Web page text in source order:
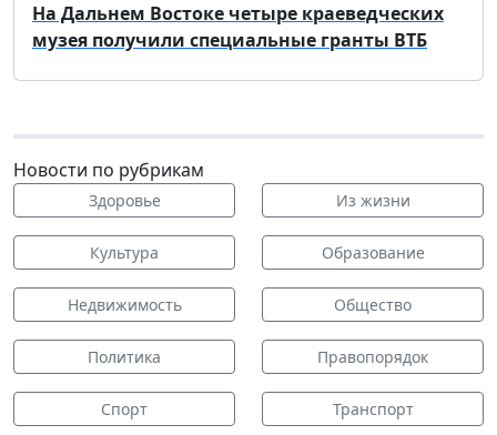
На Дальнем Востоке четыре краеведческих
музея получили специальные гранты ВТБ
Новости по рубрикам
Здоровье Из жизни
Культура Образование
Недвижимость Общество
Политика Правопорядок
Спорт Транспорт